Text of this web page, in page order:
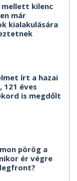
mellett kilenc
már
kialakulására
írt a hazai
121 éves
is megdőlt
pörög a
ér végre